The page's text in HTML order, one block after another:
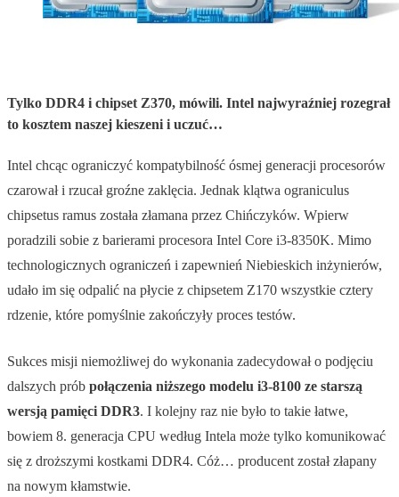
Tylko DDR4 i chipset Z370, mówili. Intel najwyraźniej rozegrał
to kosztem naszej kieszeni i uczuć…
Intel chcąc ograniczyć kompatybilność ósmej generacji procesorów
czarował i rzucał groźne zaklęcia. Jednak klątwa ograniculus
chipsetus ramus została złamana przez Chińczyków. Wpierw
poradzili sobie z barierami procesora Intel Core i3-8350K. Mimo
technologicznych ograniczeń i zapewnień Niebieskich inżynierów,
udało im się odpalić na płycie z chipsetem Z170 wszystkie cztery
rdzenie, które pomyślnie zakończyły proces testów.
Sukces misji niemożliwej do wykonania zadecydował o podjęciu
dalszych prób połączenia niższego modelu i3-8100 ze starszą
wersją pamięci DDR3. I kolejny raz nie było to takie łatwe,
bowiem 8. generacja CPU według Intela może tylko komunikować
się z droższymi kostkami DDR4. Cóż… producent został złapany
na nowym kłamstwie.